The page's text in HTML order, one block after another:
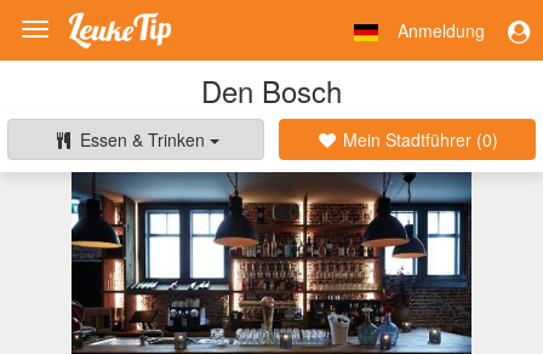
Toggle
navigation
Anmeldung
Den Bosch
Essen & Trinken Mein Stadtführer (0)